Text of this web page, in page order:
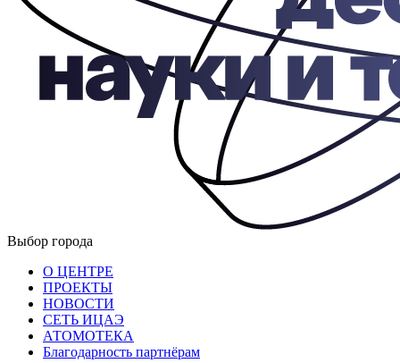
Выбор города
О ЦЕНТРЕ
ПРОЕКТЫ
НОВОСТИ
СЕТЬ ИЦАЭ
АТОМОТЕКА
Благодарность партнёрам